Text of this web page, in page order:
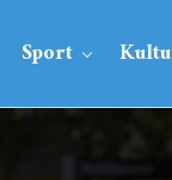
Sport